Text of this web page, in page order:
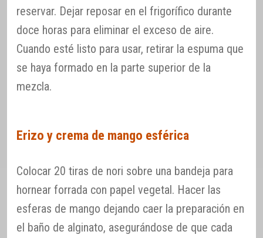
reservar. Dejar reposar en el frigorífico durante
doce horas para eliminar el exceso de aire.
Cuando esté listo para usar, retirar la espuma que
se haya formado en la parte superior de la
mezcla.
Erizo y crema de mango esférica
Colocar 20 tiras de nori sobre una bandeja para
hornear forrada con papel vegetal. Hacer las
esferas de mango dejando caer la preparación en
el baño de alginato, asegurándose de que cada